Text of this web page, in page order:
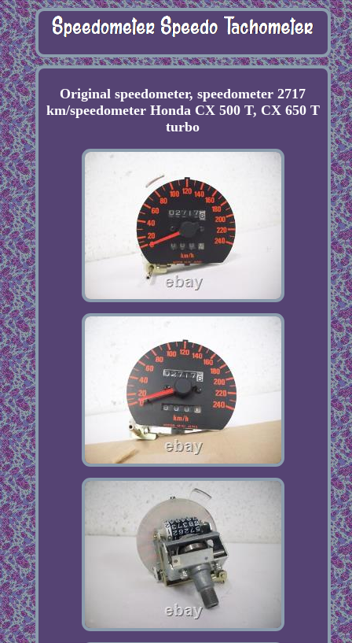
Original speedometer, speedometer 2717
km/speedometer Honda CX 500 T, CX 650 T
turbo